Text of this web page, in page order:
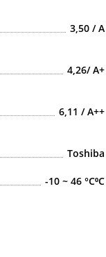
3,50 / А
4,26/ А+
6,11 / А++
Toshiba
-10 ~ 46 °C⁰С